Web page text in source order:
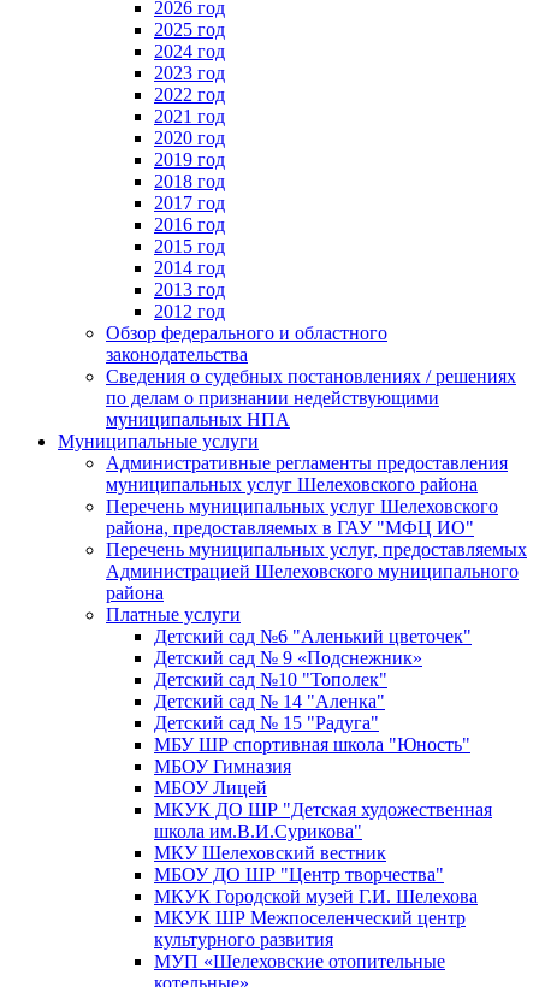
2026 год
2025 год
2024 год
2023 год
2022 год
2021 год
2020 год
2019 год
2018 год
2017 год
2016 год
2015 год
2014 год
2013 год
2012 год
Обзор федерального и областного
законодательства
Сведения о судебных постановлениях / решениях
по делам о признании недействующими
муниципальных НПА
Муниципальные услуги
Административные регламенты предоставления
муниципальных услуг Шелеховского района
Перечень муниципальных услуг Шелеховского
района, предоставляемых в ГАУ "МФЦ ИО"
Перечень муниципальных услуг, предоставляемых
Администрацией Шелеховского муниципального
района
Платные услуги
Детский сад №6 "Аленький цветочек"
Детский сад № 9 «Подснежник»
Детский сад №10 "Тополек"
Детский сад № 14 "Аленка"
Детский сад № 15 "Радуга"
МБУ ШР спортивная школа "Юность"
МБОУ Гимназия
МБОУ Лицей
МКУК ДО ШР "Детская художественная
школа им.В.И.Сурикова"
МКУ Шелеховский вестник
МБОУ ДО ШР "Центр творчества"
МКУК Городской музей Г.И. Шелехова
МКУК ШР Межпоселенческий центр
культурного развития
МУП «Шелеховские отопительные
котельные»